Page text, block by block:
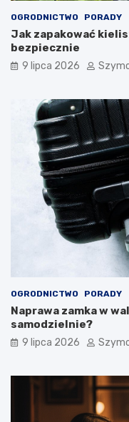
OGRODNICTWO PORADY
Jak zapakować
bezpiecznie
9 lipca 2026
OGRODNICTWO PORADY
Naprawa zamka w
samodzielnie?
9 lipca 2026